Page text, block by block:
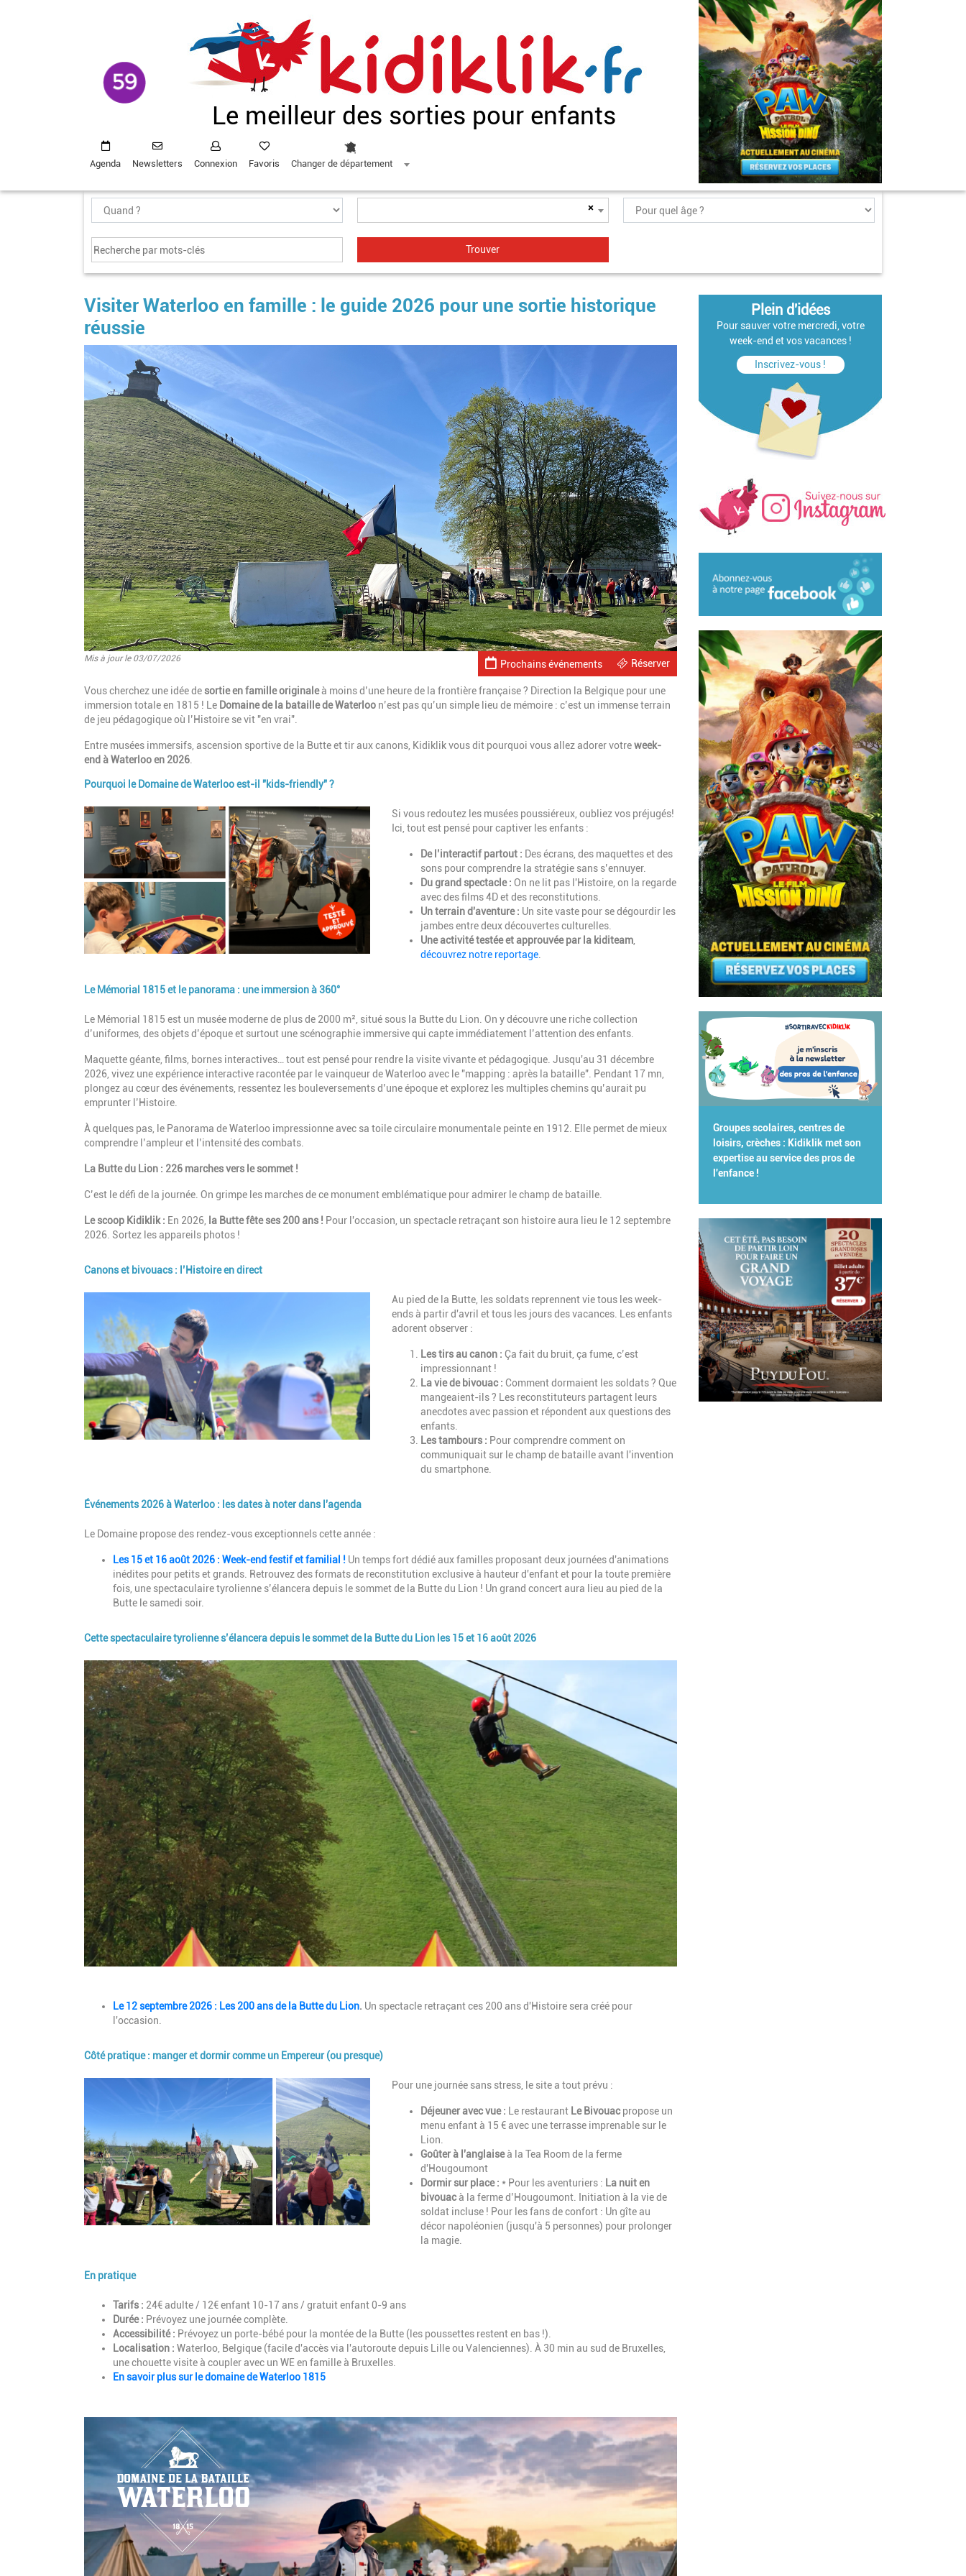
Le meilleur des sorties pour enfants
Agenda Newsletters Connexion Favoris Changer de département
×
Visiter Waterloo en famille : le guide 2026 pour une sortie historique
réussie
Image
Réserver
Prochains événements
Mis à jour le 03/07/2026
Introduction
Vous cherchez une idée desortie en famille originaleà moins d’une heure de la frontière française ? Direction la Belgique pour une
immersion totale en 1815 ! Le Domaine de la bataille de Waterloo n’est pas qu’un simple lieu de mémoire : c’est un immense terrain
de jeu pédagogique où l’Histoire se vit "en vrai".
Entre musées immersifs, ascension sportive de la Butte et tir aux canons, Kidiklik vous dit pourquoi vous allez adorer votreweek-
end à Waterloo en 2026
Paragraphes
Pourquoi le Domaine de Waterloo est-il "kids-friendly" ?
Image Description
Si vous redoutez les musées poussiéreux, oubliez vos préjugés!
Ici, tout est pensé pour captiver les enfants :
De l’interactif partout : Des écrans, des maquettes et des
sons pour comprendre la stratégie sans s’ennuyer.
Du grand spectacle : On ne lit pas l'Histoire, on la regarde
avec des films 4D et des reconstitutions.
Un terrain d'aventure : Un site vaste pour se dégourdir les
jambes entre deux découvertes culturelles.
Une activité testée et approuvée par la kiditeam,
découvrez notre reportage.
Le Mémorial 1815 et le panorama : une immersion à 360°
Description
Le Mémorial 1815 est un musée moderne de plus de 2000 m², situé sous la Butte du Lion. On y découvre une riche collection
d’uniformes, des objets d’époque et surtout une scénographie immersive qui capte immédiatement l’attention des enfants.
Maquette géante, films, bornes interactives… tout est pensé pour rendre la visite vivante et pédagogique. Jusqu'au 31 décembre
2026, vivez une expérience interactive racontée par le vainqueur de Waterloo avec le "mapping : après la bataille". Pendant 17 mn,
plongez au cœur des événements, ressentez les bouleversements d’une époque et explorez les multiples chemins qu’aurait pu
emprunter l’Histoire.
À quelques pas, le Panorama de Waterloo impressionne avec sa toile circulaire monumentale peinte en 1912. Elle permet de mieux
comprendre l’ampleur et l’intensité des combats.
La Butte du Lion : 226 marches vers le sommet !
C’est le défi de la journée. On grimpe les marches de ce monument emblématique pour admirer le champ de bataille.
Le scoop Kidiklik : En 2026, la Butte fête ses 200 ans ! Pour l'occasion, un spectacle retraçant son histoire aura lieu le 12 septembre
2026. Sortez les appareils photos !
Canons et bivouacs : l’Histoire en direct
Description
Au pied de la Butte, les soldats reprennent vie tous les week-
ends à partir d'avril et tous les jours des vacances. Les enfants
adorent observer :
Les tirs au canon : Ça fait du bruit, ça fume, c’est
impressionnant !
La vie de bivouac : Comment dormaient les soldats ? Que
mangeaient-ils ? Les reconstituteurs partagent leurs
anecdotes avec passion et répondent aux questions des
enfants.
Les tambours : Pour comprendre comment on
communiquait sur le champ de bataille avant l'invention
du smartphone.
Événements 2026 à Waterloo : les dates à noter dans l'agenda
Description
Le Domaine propose des rendez-vous exceptionnels cette année :
Les 15 et 16 août 2026 : Week-end festif et familial ! Un temps fort dédié aux familles proposant deux journées d'animations
inédites pour petits et grands. Retrouvez des formats de reconstitution exclusive à hauteur d'enfantet pour la toute première
fois, une spectaculaire tyrolienne s’élancera depuis le sommet de la Butte du Lion ! Un grand concert aura lieu au pied de la
Butte le samedi soir.
Cette spectaculaire tyrolienne s’élancera depuis le sommet de la Butte du Lion les 15 et 16 août 2026
Image
DescriptionLe 12 septembre 2026 : Les 200 ans de la Butte du Lion. Un spectacle retraçant ces 200 ans d'Histoire sera créé pour
l'occasion.
Côté pratique : manger et dormir comme un Empereur (ou presque)
Description
Pour une journée sans stress, le site a tout prévu :
Déjeuner avec vue : Le restaurant Le Bivouacpropose un
menu enfant à 15 € avec une terrasse imprenable sur le
Lion.
Goûter à l'anglaiseà la Tea Room de la ferme
d'Hougoumont
Dormir sur place : * Pour les aventuriers : La nuit en
bivouacà la ferme d’Hougoumont. Initiation à la vie de
soldat incluse ! Pour les fans de confort : Un gîte au
décor napoléonien (jusqu'à 5 personnes) pour prolonger
la magie.
En pratique
Description
Tarifs : 24€ adulte / 12€ enfant 10-17 ans / gratuit enfant 0-9 ans
Durée : Prévoyez une journée complète.
Accessibilité : Prévoyez un porte-bébé pour la montée de la Butte (les poussettes restent en bas !).
Localisation : Waterloo, Belgique (facile d'accès via l'autoroute depuis Lille ou Valenciennes). À 30 min au sud de Bruxelles,
une chouette visite à coupler avec un WE en famille à Bruxelles.
En savoir plus sur le domaine de Waterloo 1815
Plein d'idées
Pour sauver votre mercredi, votre
week-end et vos vacances !
Inscrivez-vous !
Groupes scolaires, centres de
loisirs, crèches : Kidiklik met son
expertise au service des pros de
l'enfance !